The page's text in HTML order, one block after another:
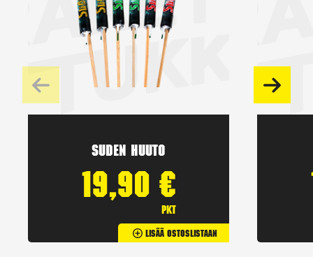
Suden huuto
19,90 €
pkt
Lisää Ostoslistaan